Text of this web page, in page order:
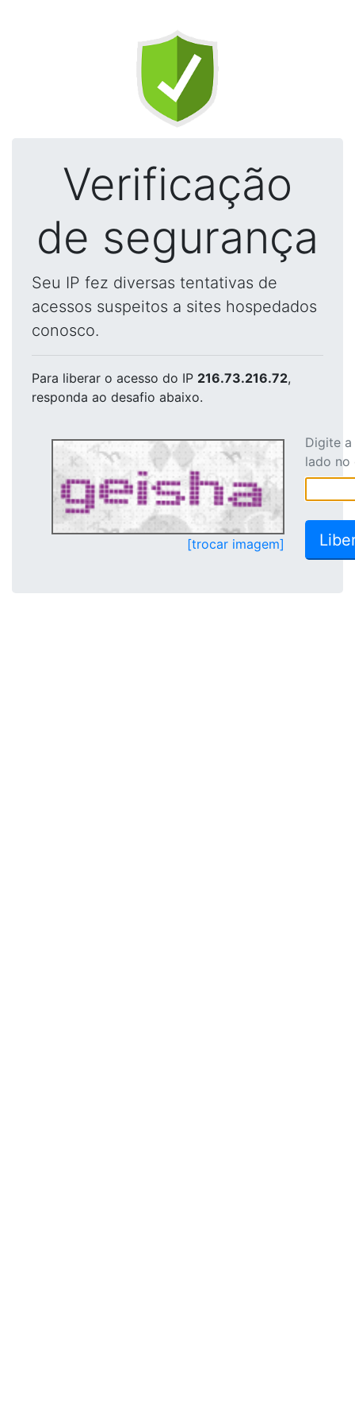
Verificação
de segurança
Seu IP fez diversas tentativas de
acessos suspeitos a sites hospedados
conosco.
Para liberar o acesso do IP 216.73.216.72,
responda ao desafio abaixo.
[trocar imagem]
Digite
lado no